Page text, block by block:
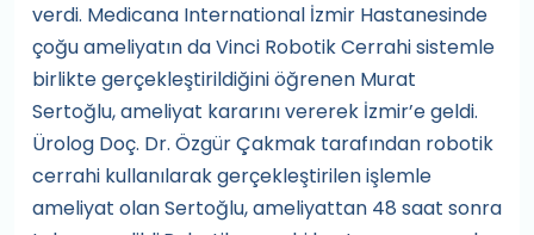
verdi. Medicana International İzmir Hastanesinde
çoğu ameliyatın da Vinci Robotik Cerrahi sistemle
birlikte gerçekleştirildiğini öğrenen Murat
Sertoğlu, ameliyat kararını vererek İzmir’e geldi.
Ürolog Doç. Dr. Özgür Çakmak tarafından robotik
cerrahi kullanılarak gerçekleştirilen işlemle
ameliyat olan Sertoğlu, ameliyattan 48 saat sonra